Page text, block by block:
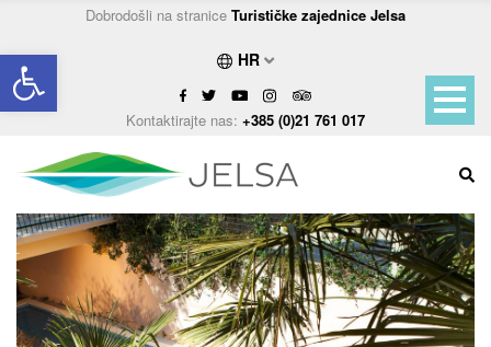
Open toolbar
Dobrodošli na stranice Turističke zajednice Jelsa
HR
Kontaktirajte nas: +385 (0)21 761 017